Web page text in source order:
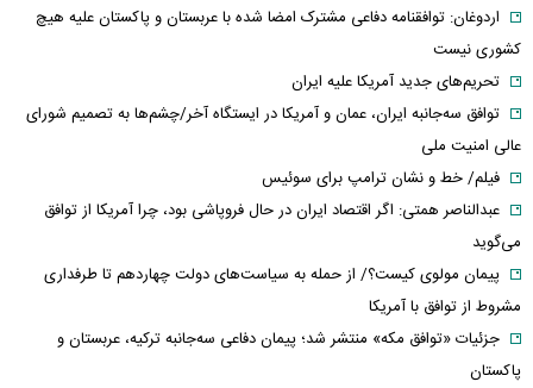
اردوغان: توافقنامه دفاعی مشترک امضا شده با عربستان و پاکستان علیه هیچ
کشوری نیست
تحریم‌های جدید آمریکا علیه ایران
توافق سه‌جانبه ایران، عمان و آمریکا در ایستگاه آخر/چشم‌ها به تصمیم شورای
عالی امنیت ملی
فیلم/ خط و نشان ترامپ برای سوئیس
عبدالناصر همتی: اگر اقتصاد ایران در حال فروپاشی بود، چرا آمریکا از توافق
می‌گوید
پیمان مولوی کیست؟/ از حمله به سیاست‌های دولت چهاردهم تا طرفداری
مشروط از توافق با آمریکا
جزئیات «توافق مکه» منتشر شد؛ پیمان دفاعی سه‌جانبه ترکیه، عربستان و
پاکستان